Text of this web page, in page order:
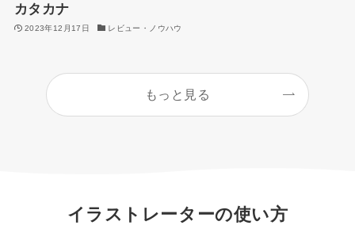
カタカナ
2023年12月17日 レビュー・ノウハウ
もっと見る
イラストレーターの使い方